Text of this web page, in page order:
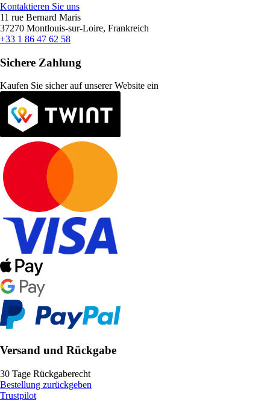
Kontaktieren Sie uns
11 rue Bernard Maris
37270 Montlouis-sur-Loire, Frankreich
+33 1 86 47 62 58
Sichere Zahlung
Kaufen Sie sicher auf unserer Website ein
Versand und Rückgabe
30 Tage Rückgaberecht
Bestellung zurückgeben
Trustpilot